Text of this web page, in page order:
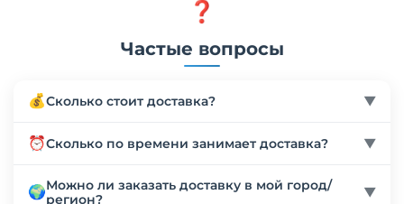
❓
Частые вопросы
💰Сколько стоит доставка? ▼
в зависимости от веса, габаритов товара и региона
транспортными компаниями (Деловые линии, СДЭК
⏰Сколько по времени занимает доставка? ▼
способа транспортировки. По России доставка
🌍Можно ли заказать доставку в мой город/
регион?
▼